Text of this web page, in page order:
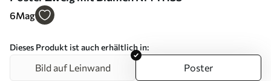
6Mag
Dieses Produkt ist auch erhältlich in:
Bild auf Leinwand Poster